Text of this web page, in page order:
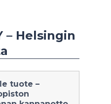
– Helsingin
tuote –